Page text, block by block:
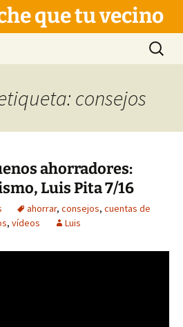
que tu vecino
Buscar:
consejos
ahorradores:
Luis Pita 7/16
ahorrar, consejos, cuentas de
, vídeos Luis